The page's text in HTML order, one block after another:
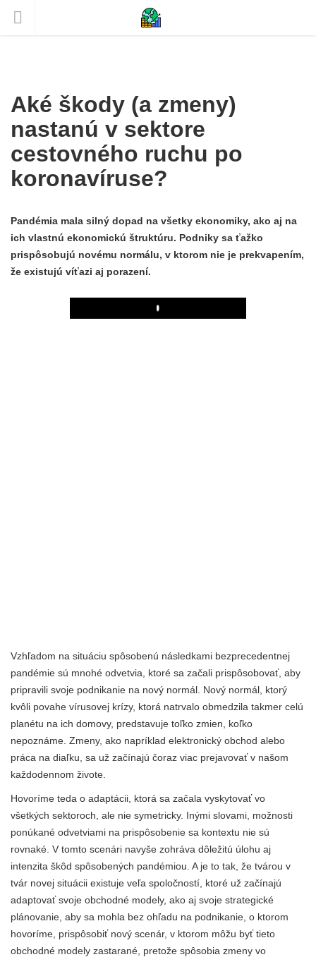
Aké škody (a zmeny)
nastanú v sektore
cestovného ruchu po
koronavíruse?
Pandémia mala silný dopad na všetky ekonomiky, ako aj na
ich vlastnú ekonomickú štruktúru. Podniky sa ťažko
prispôsobujú novému normálu, v ktorom nie je prekvapením,
že existujú víťazi aj porazení.
Play
Vzhľadom na situáciu spôsobenú následkami bezprecedentnej
pandémie sú mnohé odvetvia, ktoré sa začali prispôsobovať, aby
pripravili svoje podnikanie na nový normál. Nový normál, ktorý
kvôli povahe vírusovej krízy, ktorá natrvalo obmedzila takmer celú
planétu na ich domovy, predstavuje toľko zmien, koľko
nepoznáme. Zmeny, ako napríklad elektronický obchod alebo
práca na diaľku, sa už začínajú čoraz viac prejavovať v našom
každodennom živote.
Hovoríme teda o adaptácii, ktorá sa začala vyskytovať vo
všetkých sektoroch, ale nie symetricky. Inými slovami, možnosti
ponúkané odvetviami na prispôsobenie sa kontextu nie sú
rovnaké. V tomto scenári navyše zohráva dôležitú úlohu aj
intenzita škôd spôsobených pandémiou. A je to tak, že tvárou v
tvár novej situácii existuje veľa spoločností, ktoré už začínajú
adaptovať svoje obchodné modely, ako aj svoje strategické
plánovanie, aby sa mohla bez ohľadu na podnikanie, o ktorom
hovoríme, prispôsobiť nový scenár, v ktorom môžu byť tieto
obchodné modely zastarané, pretože spôsobia zmeny vo